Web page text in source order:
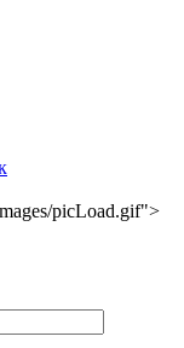
picLoad.gif">